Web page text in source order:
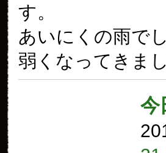
す。
あいにくの雨で
弱くなってきまし
今